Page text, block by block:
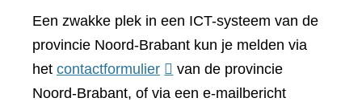
Een zwakke plek in een ICT-systeem van de
provincie Noord-Brabant kun je melden via
het contactformulier(verwijst
naar
van de provincie
Noord-Brabant, of via een e-mailbericht